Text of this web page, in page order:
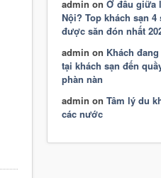
admin on Ở đâu giữa
Nội? Top khách sạn 4
được săn đón nhất
admin on Khách
tại khách sạn đến
phàn nàn
admin on Tâm lý du
các nước